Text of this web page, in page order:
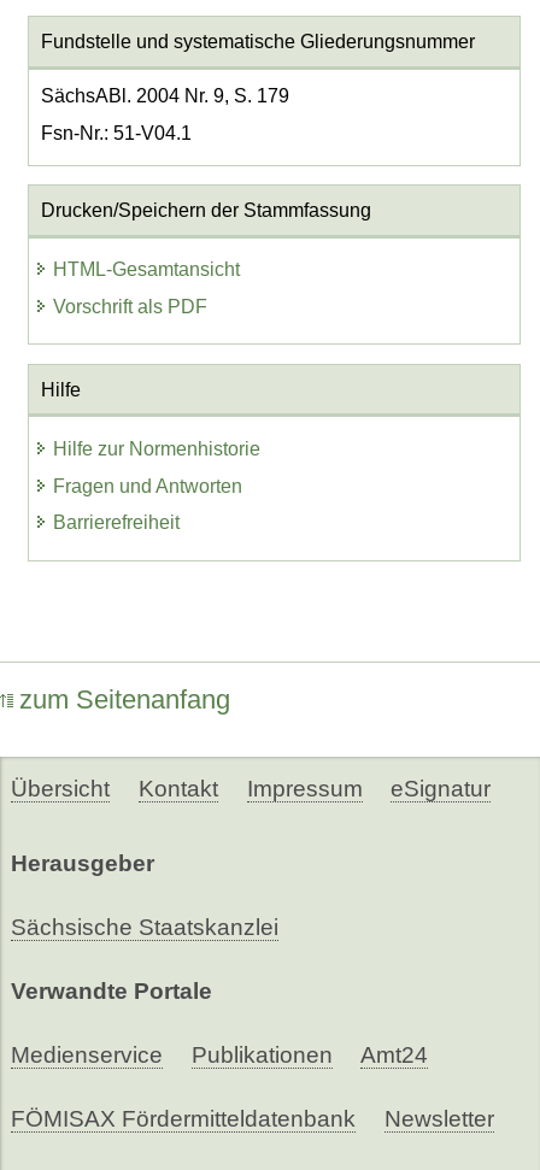
Fundstelle und systematische Gliederungsnummer
SächsABl. 2004 Nr. 9, S. 179
Fsn-Nr.: 51-V04.1
Drucken/Speichern der Stammfassung
HTML-Gesamtansicht
Vorschrift als PDF
Hilfe
Hilfe zur Normenhistorie
Fragen und Antworten
Barrierefreiheit
zum Seitenanfang
Übersicht Kontakt Impressum eSignatur
Herausgeber
Sächsische Staatskanzlei
Verwandte Portale
Medienservice Publikationen Amt24
FÖMISAX Fördermitteldatenbank Newsletter